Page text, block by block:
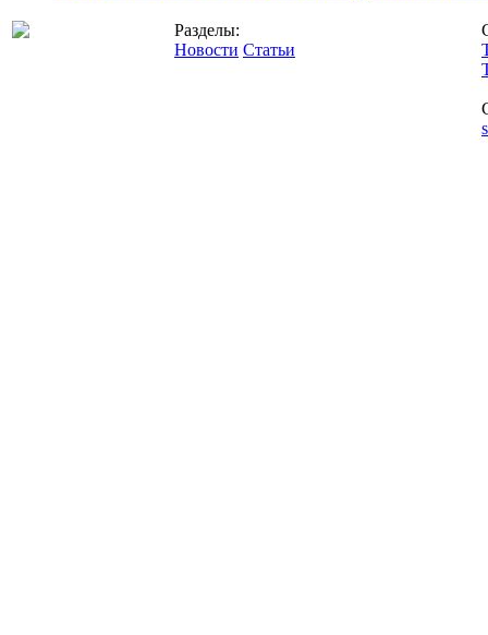
Разделы:
Новости Статьи